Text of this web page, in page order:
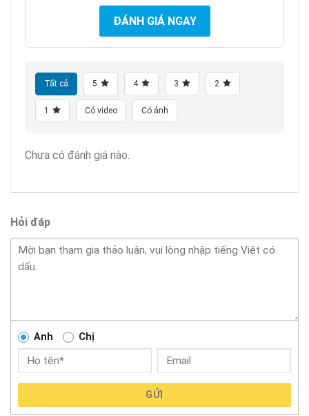
ĐÁNH GIÁ NGAY
Tất cả 5 4 3 2
1 Có video Có ảnh
Chưa có đánh giá nào.
Hỏi đáp
Anh Chị
GỬI